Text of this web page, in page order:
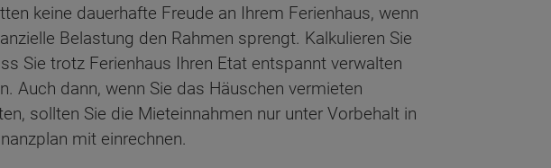
keine dauerhafte Freude an Ihrem Ferienhaus, wenn
Belastung den Rahmen sprengt. Kalkulieren Sie
Sie trotz Ferienhaus Ihren Etat entspannt verwalten
Auch dann, wenn Sie das Häuschen vermieten
sollten Sie die Mieteinnahmen nur unter Vorbehalt in
mit einrechnen.